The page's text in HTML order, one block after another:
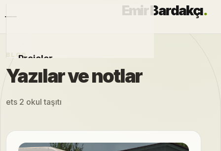
Emir Bardakçı.
Projeler
Otomobiller
Modlar
Hakkımda
BLOG
Yazılar ve notlar
ets 2 okul taşıtı